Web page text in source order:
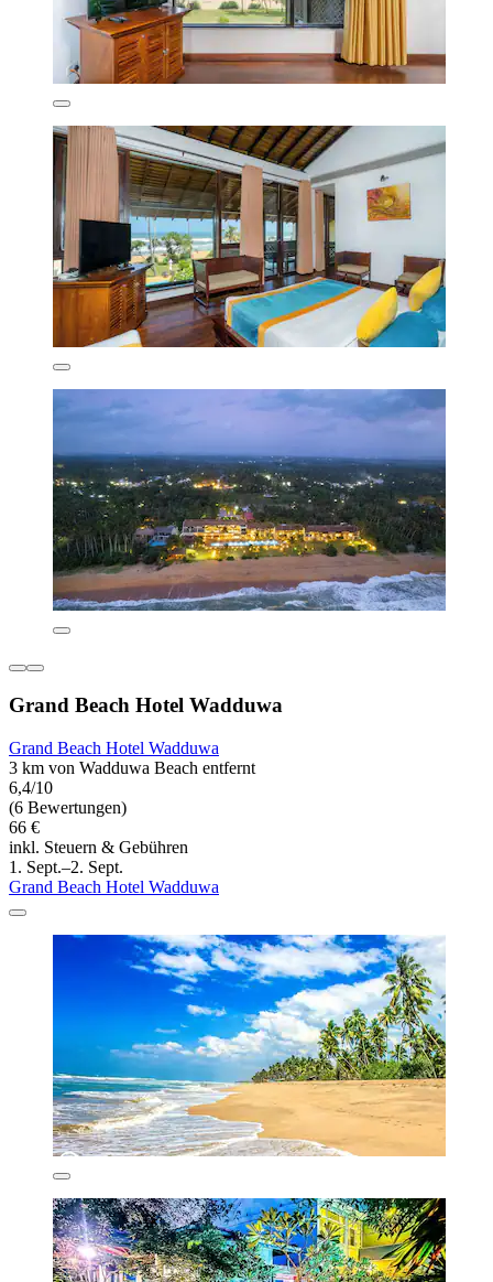
Grand Beach Hotel Wadduwa
Grand Beach Hotel Wadduwa
3 km von Wadduwa Beach entfernt
6,4/10
(6 Bewertungen)
66 €
inkl. Steuern & Gebühren
1. Sept.–2. Sept.
Grand Beach Hotel Wadduwa